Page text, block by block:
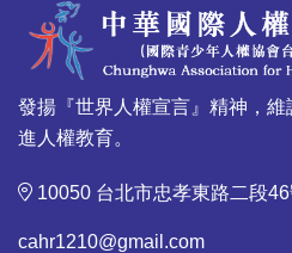
發揚『世界人權宣言』精神，維
進人權教育。
10050 台北市忠孝東路二段
cahr1210@gmail.com